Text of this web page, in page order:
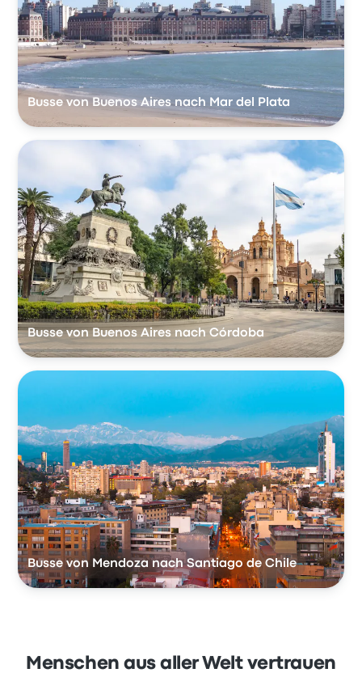
Busse von Buenos Aires nach Mar del Plata
Busse von Buenos Aires nach Córdoba
Busse von Mendoza nach Santiago de Chile
Menschen aus aller Welt vertrauen